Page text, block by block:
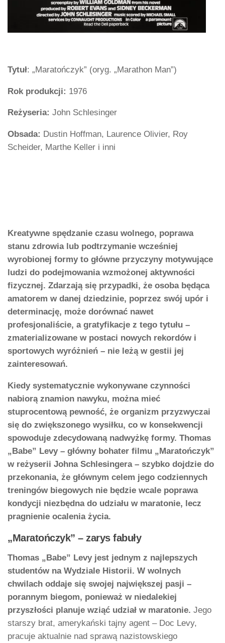
Tytuł: „Maratończyk” (oryg. „Marathon Man”)
Rok produkcji: 1976
Reżyseria: John Schlesinger
Obsada: Dustin Hoffman, Laurence Olivier, Roy
Scheider, Marthe Keller i inni
Kreatywne spędzanie czasu wolnego, poprawa
stanu zdrowia lub podtrzymanie wcześniej
wyrobionej formy to główne przyczyny motywujące
ludzi do podejmowania wzmożonej aktywności
fizycznej. Zdarzają się przypadki, że osoba będąca
amatorem w danej dziedzinie, poprzez swój upór i
determinację, może dorównać nawet
profesjonaliście, a gratyfikacje z tego tytułu –
zmaterializowane w postaci nowych rekordów i
sportowych wyróżnień – nie leżą w gestii jej
zainteresowań.
Kiedy systematycznie wykonywane czynności
nabiorą znamion nawyku, można mieć
stuprocentową pewność, że organizm przyzwyczai
się do zwiększonego wysiłku, co w konsekwencji
spowoduje zdecydowaną nadwyżkę formy. Thomas
„Babe” Levy – główny bohater filmu „Maratończyk”
w reżyserii Johna Schlesingera – szybko dojdzie do
przekonania, że głównym celem jego codziennych
treningów biegowych nie będzie wcale poprawa
kondycji niezbędna do udziału w maratonie, lecz
pragnienie ocalenia życia.
„Maratończyk” – zarys fabuły
Thomas „Babe” Levy jest jednym z najlepszych
studentów na Wydziale Historii. W wolnych
chwilach oddaje się swojej największej pasji –
porannym biegom, ponieważ w niedalekiej
przyszłości planuje wziąć udział w maratonie. Jego
starszy brat, amerykański tajny agent – Doc Levy,
pracuje aktualnie nad sprawą nazistowskiego